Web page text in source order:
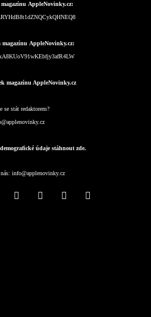
AppleNovinky.cz:
magazínu AppleNovinky.cz:
magazínu AppleNovinky.cz
se stát redaktorem?
údaje stáhnout zde.
info@applenovinky.cz